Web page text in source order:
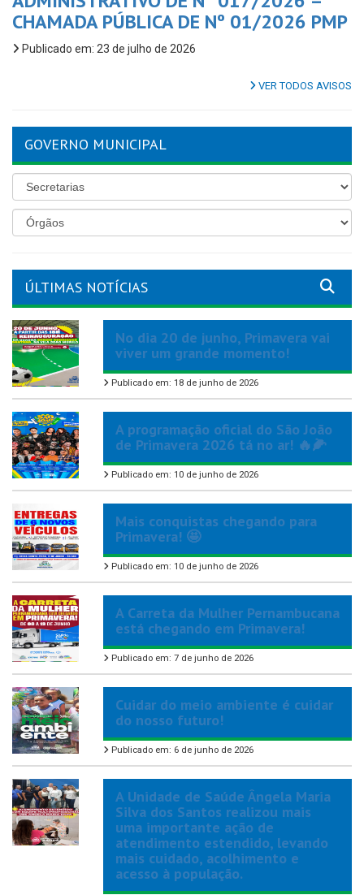
CHAMADA PÚBLICA DE Nº 01/2026 PMP
Publicado em: 23 de julho de 2026
VER TODOS AVISOS
GOVERNO MUNICIPAL
ÚLTIMAS NOTÍCIAS
No dia 20 de junho, Primavera vai
viver um grande momento!
Publicado em: 18 de junho de 2026
A programação oficial do São João
de Primavera 2026 tá no ar! 🔥🌽
Publicado em: 10 de junho de 2026
Mais conquistas chegando para
Primavera! 🤩
Publicado em: 10 de junho de 2026
A Carreta da Mulher Pernambucana
está chegando em Primavera!
Publicado em: 7 de junho de 2026
Cuidar do meio ambiente é cuidar
do nosso futuro!
Publicado em: 6 de junho de 2026
A Unidade de Saúde Ângela Maria
Silva dos Santos realizou mais
uma importante ação de
atendimento estendido, levando
mais cuidado, acolhimento e
acesso à população.